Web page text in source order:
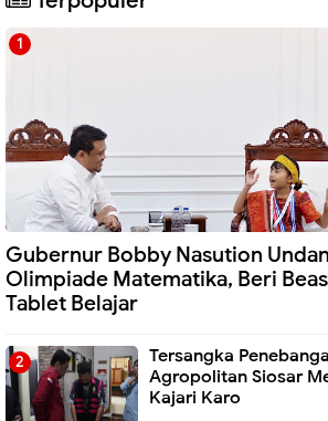
Gubernur Bobby Nasution
Olimpiade Matematika, Beri
Tablet Belajar
Tersangka
Agropolitan Siosar
Kajari Karo